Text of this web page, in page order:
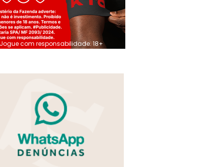
Jogue com responsabilidade. 18+